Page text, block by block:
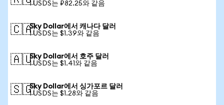
1 USDS는 ₽82.25와 같음
🇨🇦Sky Dollar에서 캐나다 달러
1 USDS는 $1.39와 같음
🇦🇺Sky Dollar에서 호주 달러
1 USDS는 $1.41와 같음
🇸🇬Sky Dollar에서 싱가포르 달러
1 USDS는 $1.28와 같음